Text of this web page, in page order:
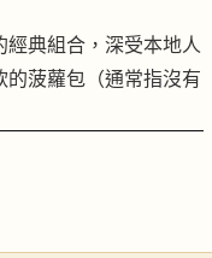
經典組合，深受本地人
菠蘿包（通常指沒有